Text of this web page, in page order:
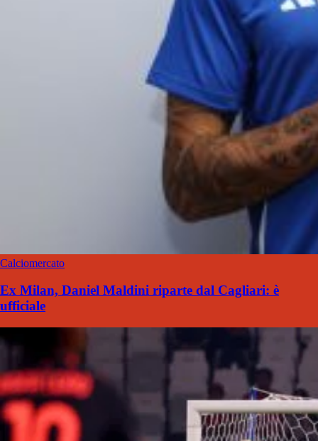
Calciomercato
Ex Milan, Daniel Maldini riparte dal Cagliari: è
ufficiale